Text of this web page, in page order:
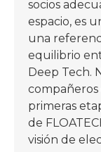
socios
espacio, es
una
equilibrio
Deep Tech.
compañeros
primeras
de
visión de